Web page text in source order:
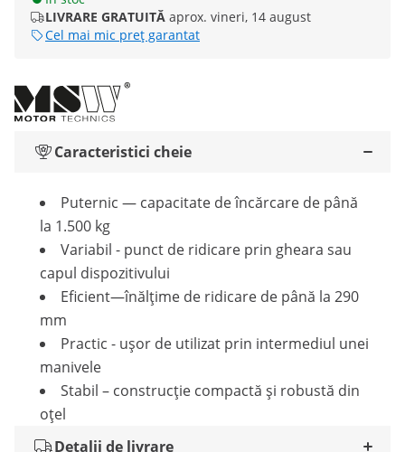
LIVRARE GRATUITĂ aprox. vineri, 14 august
Cel mai mic preț garantat
Caracteristici cheie
Puternic — capacitate de încărcare de până
la 1.500 kg
Variabil - punct de ridicare prin gheara sau
capul dispozitivului
Eficient—înălțime de ridicare de până la 290
mm
Practic - ușor de utilizat prin intermediul unei
manivele
Stabil – construcție compactă și robustă din
oțel
Detalii de livrare